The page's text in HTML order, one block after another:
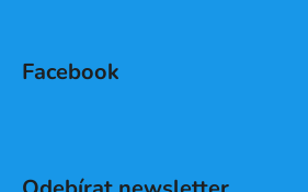
Facebook